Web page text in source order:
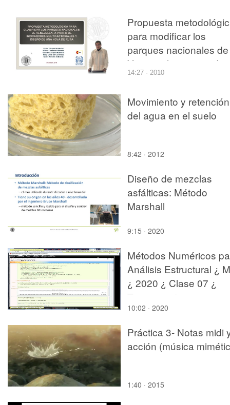
Propuesta
para modificar los
parques nacionales de
Venezuela, a partir de
indicadores
de una hoja de ruta.
14:27 · 2010
Movimiento y retención
del agua en el suelo
8:42 · 2012
Diseño de mezclas
asfálticas: Método
Marshall
9:15 · 2020
Métodos Numéricos
Análisis Estructural ¿
¿ 2020 ¿ Clase 07 ¿
Tramo 09 de 13
10:02 · 2020
Práctica 3- Notas midi
acción (música
1:40 · 2015